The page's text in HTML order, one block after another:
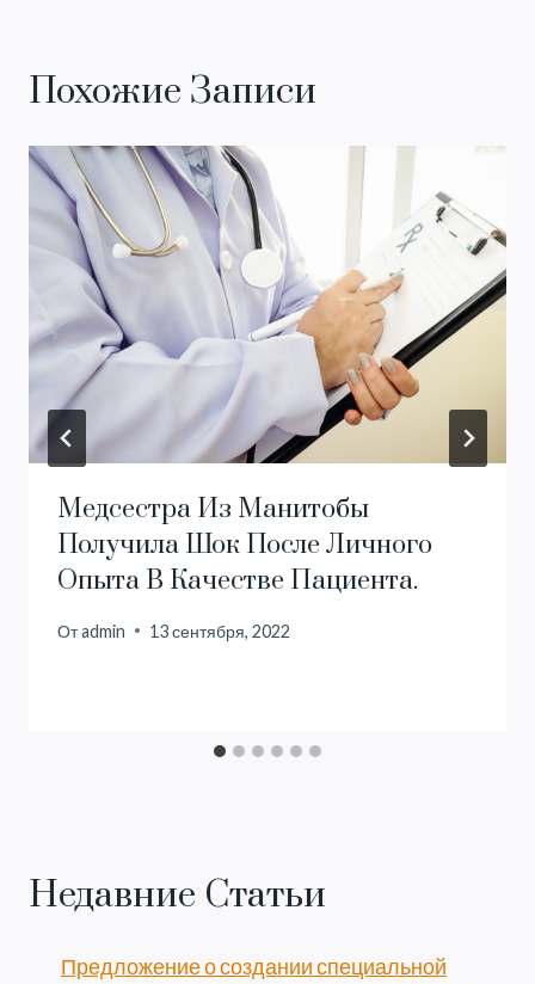
Похожие Записи
Медсестра Из Манитобы
Получила Шок После Личного
Опыта В Качестве Пациента.
Отadmin 13 сентября, 2022
Недавние Статьи
Предложение о создании специальной